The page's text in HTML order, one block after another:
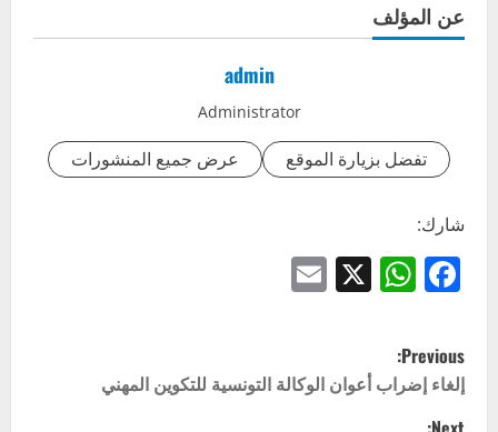
عن المؤلف
admin
Administrator
تفضل بزيارة الموقع عرض جميع المنشورات
شارك:
Facebook
WhatsApp
X
P
o
Previous:
إلغاء إضراب أعوان الوكالة التونسية للتكوين المهني